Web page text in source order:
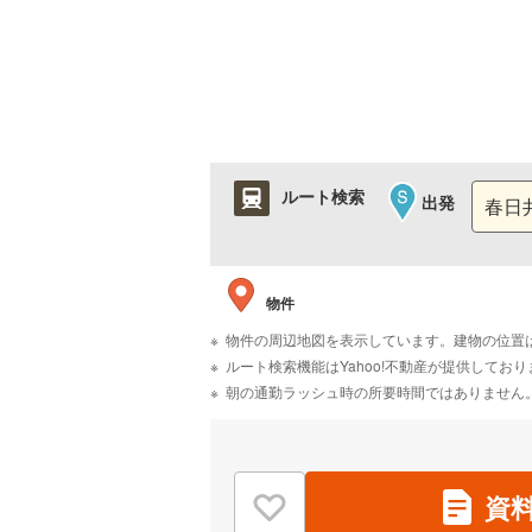
ルート検索 出発
物件
物件の周辺地図を表示しています。建物の位
ルート検索機能はYahoo!不動産が提供してお
朝の通勤ラッシュ時の所要時間ではありませ
資